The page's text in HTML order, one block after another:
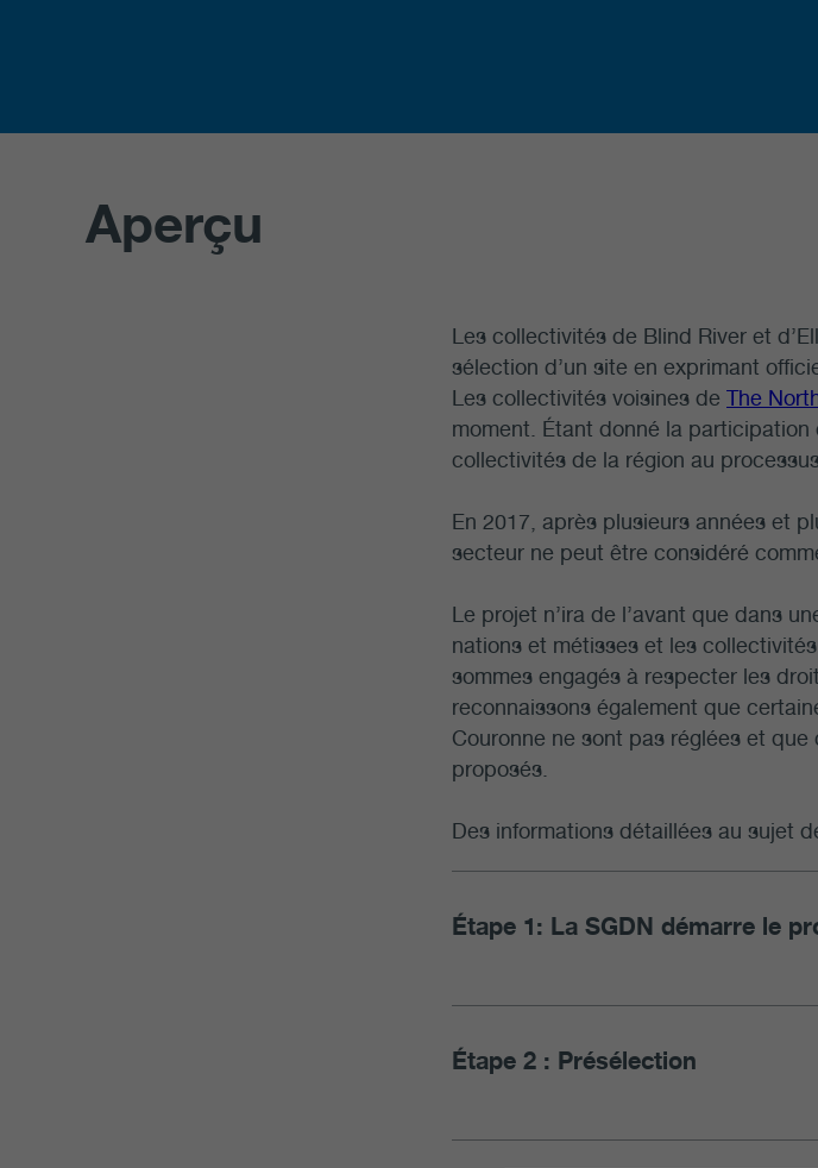
Aperçu
Les collectivités de Blind River et
sélection d’un site en exprimant
Les collectivités voisines de The
moment. Étant donné la
collectivités de la région au
En 2017, après plusieurs années et
secteur ne peut être considéré
Le projet n’ira de l’avant que dans
nations et métisses et les
sommes engagés à respecter les
reconnaissons également que
Couronne ne sont pas réglées et
proposés.
Des informations détaillées au sujet
Étape 1: La SGDN démarre le
Étape 2 : Présélection